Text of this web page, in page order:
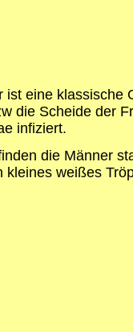
ist eine klassische
die Scheide der
infiziert.
die Männer
kleines weißes